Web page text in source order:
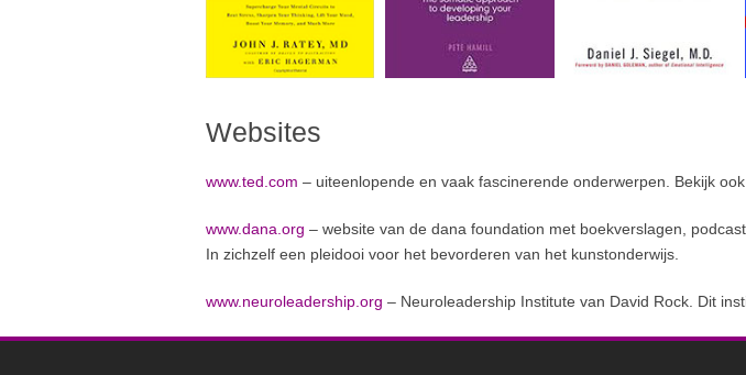
Websites
www.ted.com – uiteenlopende en vaak fascinerende onderwerpen. Bekijk
www.dana.org – website van de dana foundation met boekverslagen,
In zichzelf een pleidooi voor het bevorderen van het kunstonderwijs.
www.neuroleadership.org – Neuroleadership Institute van David Rock. Dit